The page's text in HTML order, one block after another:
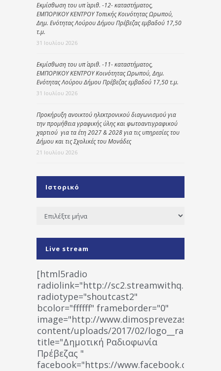
Εκμίσθωση του υπ΄ αριθ. -12- καταστήματος,
ΕΜΠΟΡΙΚΟΥ ΚΕΝΤΡΟΥ Τοπικής Κοινότητας Ωρωπού,
Δημ. Ενότητας Λούρου Δήμου Πρέβεζας εμβαδού 17,50
τ.μ.
31 Ιουλίου 2026
Εκμίσθωση του υπ΄ αριθ. -11- καταστήματος,
ΕΜΠΟΡΙΚΟΥ ΚΕΝΤΡΟΥ Κοινότητας Ωρωπού, Δημ.
Ενότητας Λούρου Δήμου Πρέβεζας εμβαδού 17,50 τ.μ.
31 Ιουλίου 2026
Προκήρυξη ανοικτού ηλεκτρονικού διαγωνισμού για
την προμήθεια γραφικής ύλης και φωτοαντιγραφικού
χαρτιού για τα έτη 2027 & 2028 για τις υπηρεσίες του
Δήμου και τις Σχολικές του Μονάδες
21 Ιουλίου 2026
Ιστορικό
Ιστορικό
Live stream
[html5radio
radiolink="http://
radiotype="shoutcast2"
bcolor="ffffff" frameborder="0"
image="http://www.dimosprevezas.gr/wp-
content/uploads/2017/02/
title="Δημοτική Ραδιοφωνία
Πρέβεζας "
facebook="https://www.facebook.com/